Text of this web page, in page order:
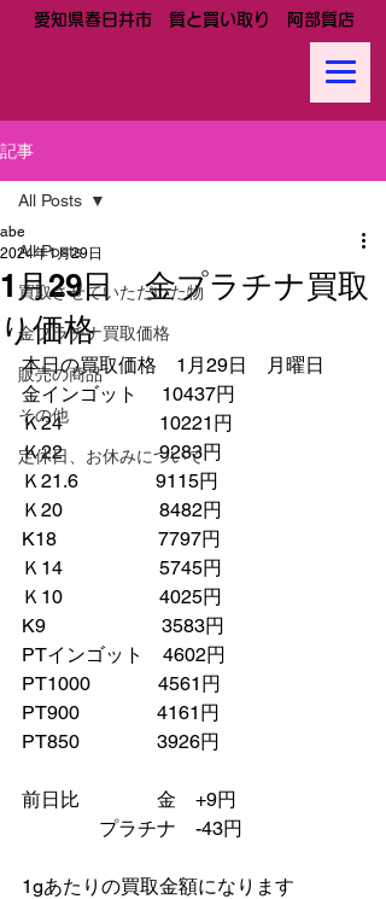
愛知県春日井市 質と買い取り 阿部質店
記事
All Posts
買取させていただいた物
金プラチナ買取価格
販売の商品
その他
定休日、お休みについて
All Posts
1月29日 金プラチナ買取
り価格
abe
2024年1月29日
本日の買取価格　1月29日　月曜日
金インゴット　 10437円
Ｋ24　　　　　10221円
Ｋ22　　　　　9283円
Ｋ21.6　　　　9115円
Ｋ20　　　　　8482円
K18　　　　　 7797円
Ｋ14　　　　　5745円
Ｋ10　　　　　4025円
K9　　　　　　3583円
PTインゴット　4602円
PT1000　　　  4561円
PT900　　　　4161円
PT850　　　　3926円
前日比　　　　金　+9円
プラチナ　-43円
1gあたりの買取金額になります